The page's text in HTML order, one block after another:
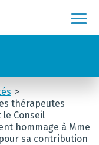
thérapeutes
Conseil
hommage à Mme
sa contribution